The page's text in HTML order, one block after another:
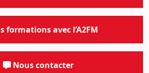
formations avec l’A2FM
Nous contacter